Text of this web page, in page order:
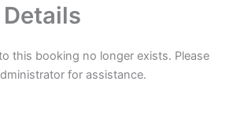
this booking no longer exists. Please
for assistance.